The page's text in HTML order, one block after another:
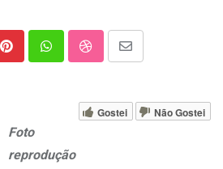
PinterestWhatsappStumbleUpon
Share
Email
Gostei Não Gostei
Foto
reprodução